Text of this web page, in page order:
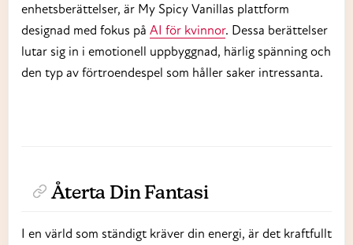
enhetsberättelser, är My Spicy Vanillas plattform
designad med fokus på AI för kvinnor. Dessa berättelser
lutar sig in i emotionell uppbyggnad, härlig spänning och
den typ av förtroendespel som håller saker intressanta.
Återta Din Fantasi
I en värld som ständigt kräver din energi, är det kraftfullt